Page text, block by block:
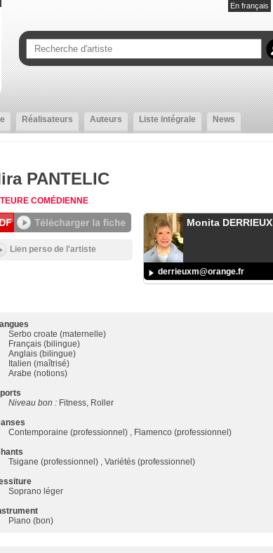
En français
Réalisateurs Auteurs Liste intégrale News
PANTELIC
COMÉDIENNE
Lien perso de l'artiste
Monita DERRIEUX
derrieuxm@orange.fr
Serbo croate (maternelle)
Français (bilingue)
Anglais (bilingue)
Italien (maîtrisé)
Arabe (notions)
Niveau bon : Fitness, Roller
Contemporaine (professionnel) , Flamenco (professionnel)
Tsigane (professionnel) , Variétés (professionnel)
Soprano léger
Piano (bon)